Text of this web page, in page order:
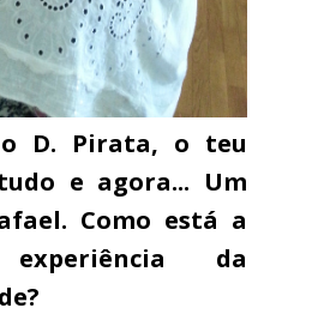
D. Pirata, o teu
e agora... Um
Como está a
da